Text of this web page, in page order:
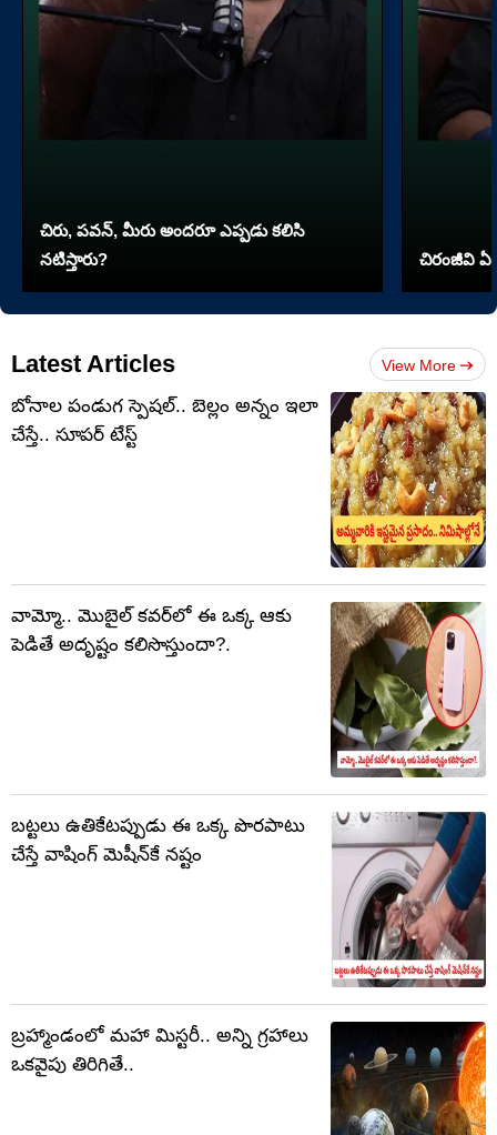
చిరు, పవన్, మీరు అందరూ ఎప్పడు కలిసి
నటిస్తారు?
చిరంజీవి ఏ
Latest Articles View More
బోనాల పండుగ స్పెషల్.. బెల్లం అన్నం ఇలా
చేస్తే.. సూపర్ టేస్ట్
వామ్మో.. మొబైల్ కవర్‌లో ఈ ఒక్క ఆకు
పెడితే అదృష్టం కలిసొస్తుందా?.
బట్టలు ఉతికేటప్పుడు ఈ ఒక్క పొరపాటు
చేస్తే వాషింగ్ మెషీన్‌కే నష్టం
బ్రహ్మాండంలో మహా మిస్టరీ.. అన్ని గ్రహాలు
ఒకవైపు తిరిగితే..